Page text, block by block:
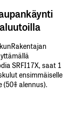
​SRFI17X,​ ​saat​ ​1
​ensimmäiselle​
​(50%​ ​alennus).